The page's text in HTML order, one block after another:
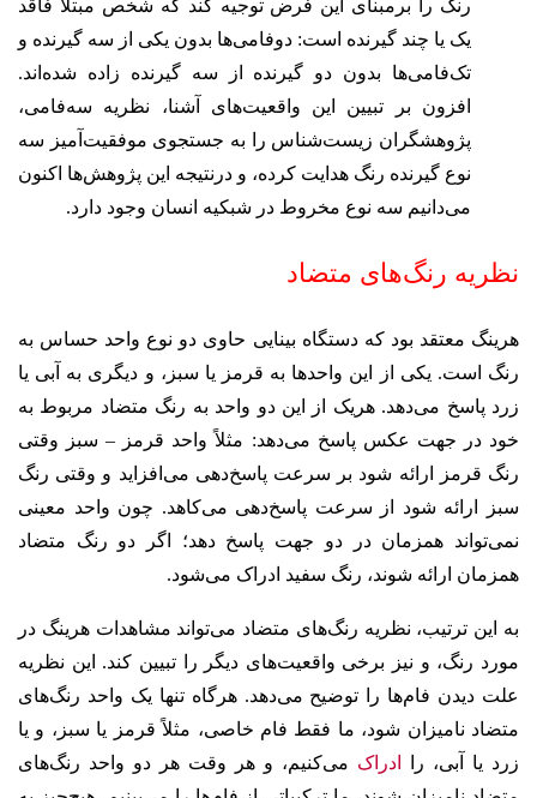
رنگ را برمبنای این فرض توجیه کند که شخص مبتلا فاقد
یک یا چند گیرنده است: دوفامی‌ها بدون یکی از سه گیرنده و
تک‌فامی‌ها بدون دو گیرنده از سه گیرنده زاده شده‌اند.
افزون بر تبیین این واقعیت‌های آشنا، نظریه سه‌فامی،
پژوهشگران زیست‌شناس را به جستجوی موفقیت‌آمیز سه
نوع گیرنده رنگ هدایت کرده، و درنتیجه این پژوهش‌ها اکنون
می‌دانیم سه نوع مخروط در شبکیه انسان وجود دارد.
نظریه رنگ‌های متضاد
هرینگ معتقد بود که دستگاه بینایی حاوی دو نوع واحد حساس به
رنگ است. یکی از این واحدها به قرمز یا سبز، و دیگری به آبی یا
زرد پاسخ می‌دهد. هریک از این دو واحد به رنگ متضاد مربوط به‌
خود در جهت عکس پاسخ می‌دهد: مثلاً واحد قرمز – سبز وقتی
رنگ قرمز ارائه شود بر سرعت پاسخ‌دهی می‌افزاید و وقتی رنگ
سبز ارائه شود از سرعت پاسخ‌دهی می‌کاهد. چون واحد معینی
نمی‌تواند همزمان در دو جهت پاسخ دهد؛ اگر دو رنگ متضاد
همزمان ارائه شوند، رنگ سفید ادراک می‌شود.
به این ترتیب، نظریه رنگ‌های متضاد می‌تواند مشاهدات هرینگ در
مورد رنگ، و نیز برخی واقعیت‌های دیگر را تبیین کند. این نظریه
علت دیدن فام‌ها را توضیح می‌دهد. هرگاه تنها یک واحد رنگ‌های
متضاد نامیزان شود، ما فقط فام خاصی، مثلاً قرمز یا سبز، و یا
زرد یا آبی، را
ادراک می‌کنیم، و هر وقت هر دو واحد رنگ‌های